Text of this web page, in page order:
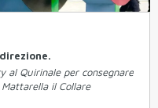
al Quirinale per consegnare
il Collare